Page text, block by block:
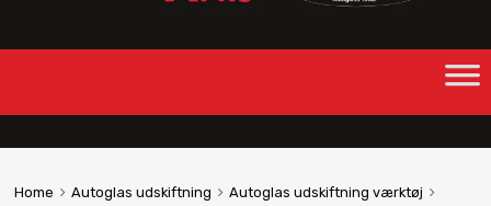
Home Autoglas udskiftning
Autoglas udskiftning værktøj